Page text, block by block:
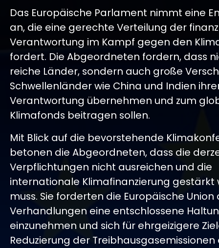
Das Europäische Parlament nimmt eine
an, die eine gerechte Verteilung der
Verantwortung im Kampf gegen den
fordert. Die Abgeordneten fordern, dass
reiche Länder, sondern auch große
Schwellenländer wie China und Indien
Verantwortung übernehmen und zum
Klimafonds beitragen sollen.
Mit Blick auf die bevorstehende
betonen die Abgeordneten, dass die
Verpflichtungen nicht ausreichen und die
internationale Klimafinanzierung gestärkt
muss. Sie forderten die Europäische Union
Verhandlungen eine entschlossene
einzunehmen und sich für ehrgeizigere
Reduzierung der Treibhausgasemissionen